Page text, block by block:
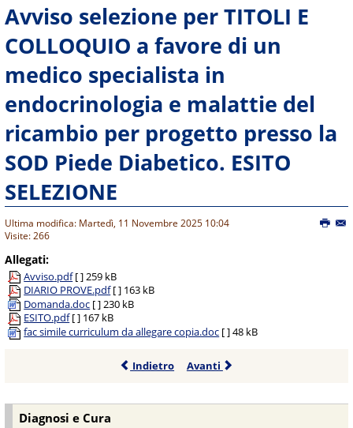
Avviso selezione per TITOLI E
COLLOQUIO a favore di un
medico specialista in
endocrinologia e malattie del
ricambio per progetto presso la
SOD Piede Diabetico. ESITO
SELEZIONE
Ultima modifica: Martedì, 11 Novembre 2025 10:04
Visite: 266
Allegati:
Avviso.pdf [ ]259 kB
DIARIO PROVE.pdf [ ] 163 kB
Domanda.doc [ ]230 kB
ESITO.pdf [ ] 167 kB
fac simile curriculum da allegare copia.doc [ ]48 kB
Indietro Avanti
Diagnosi e Cura